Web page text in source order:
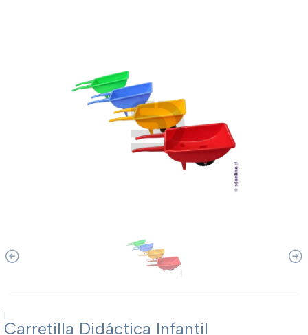
|
Carretilla Didáctica Infantil